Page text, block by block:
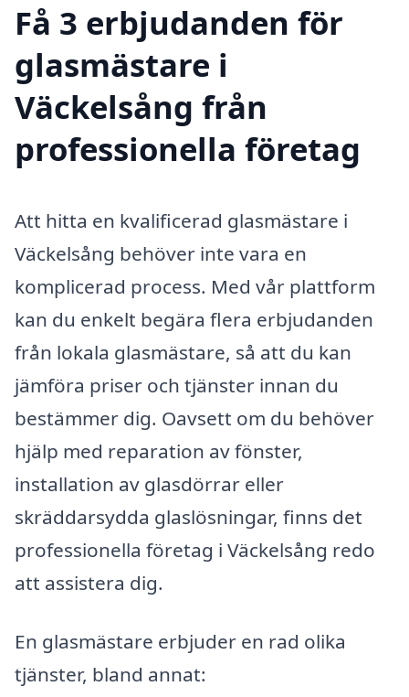
Få 3 erbjudanden för
glasmästare i
Väckelsång från
professionella företag
Att hitta en kvalificerad glasmästare i
Väckelsång behöver inte vara en
komplicerad process. Med vår plattform
kan du enkelt begära flera erbjudanden
från lokala glasmästare, så att du kan
jämföra priser och tjänster innan du
bestämmer dig. Oavsett om du behöver
hjälp med reparation av fönster,
installation av glasdörrar eller
skräddarsydda glaslösningar, finns det
professionella företag i Väckelsång redo
att assistera dig.
En glasmästare erbjuder en rad olika
tjänster, bland annat: